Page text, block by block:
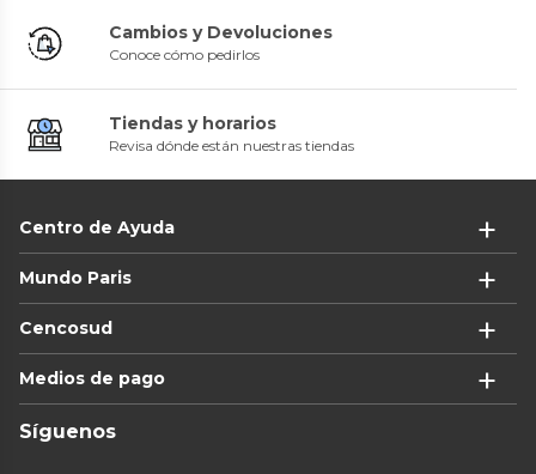
Cambios y Devoluciones
Conoce cómo pedirlos
Tiendas y horarios
Revisa dónde están nuestras tiendas
Centro de Ayuda
Mundo Paris
Cencosud
Medios de pago
Síguenos